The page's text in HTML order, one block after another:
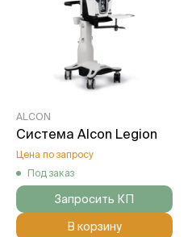
ALCON
Система Alcon Legion
Цена по запросу
Под заказ
Запросить КП
В корзину